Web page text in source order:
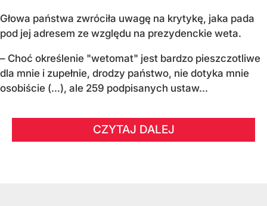
Głowa państwa zwróciła uwagę na krytykę, jaka pada
pod jej adresem ze względu na prezydenckie weta.
– Choć określenie "wetomat" jest bardzo pieszczotliwe
dla mnie i zupełnie, drodzy państwo, nie dotyka mnie
osobiście (…), ale 259 podpisanych ustaw...
CZYTAJ DALEJ